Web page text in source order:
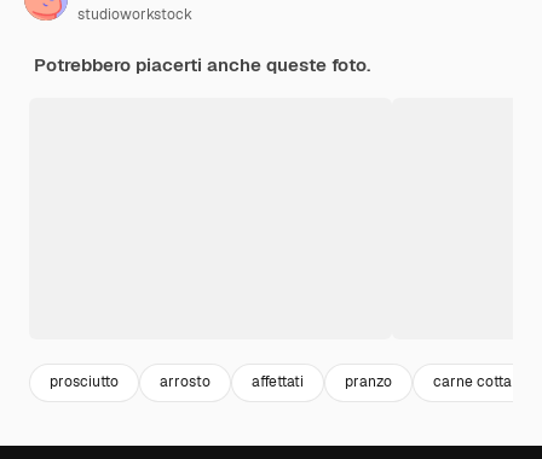
studioworkstock
Potrebbero piacerti anche queste foto.
prosciutto arrosto affettati pranzo carne cotta